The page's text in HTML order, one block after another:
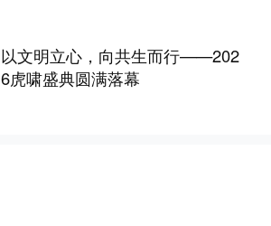
以文明立心，向共生而行——202
6虎啸盛典圆满落幕